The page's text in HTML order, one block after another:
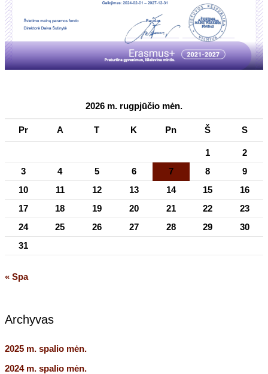
2026 m. rugpjūčio mėn.
Pr A T K Pn Š S
1
2
3
4 5 6 7 8
9
10
11 12 13 14 15
16
17
18 19 20 21 22
23
24
25 26 27 28 29
30
31
« Spa
Archyvas
2025 m. spalio mėn.
2024 m. spalio mėn.